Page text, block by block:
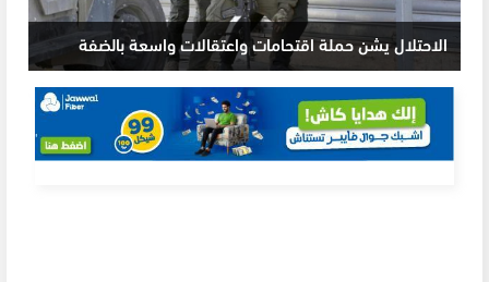
الاحتلال يشن حملة اقتحامات واعتقالات واسعة بالضفة